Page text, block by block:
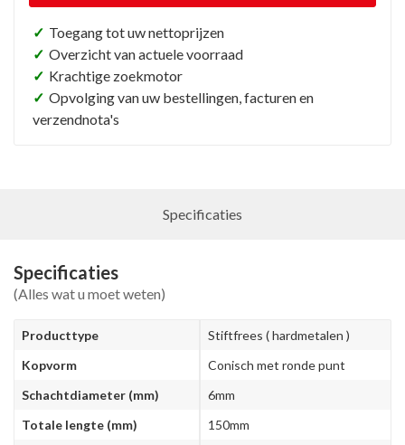
✓ Toegang tot uw nettoprijzen
✓ Overzicht van actuele voorraad
✓ Krachtige zoekmotor
✓ Opvolging van uw bestellingen, facturen en
verzendnota's
Specificaties
Specificaties
(Alles wat u moet weten)
Producttype
Stiftfrees ( hardmetalen )
Kopvorm
Conisch met ronde punt
Schachtdiameter (mm)
6mm
Totale lengte (mm)
150mm